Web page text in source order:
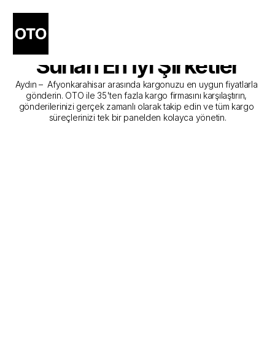
Aydın - Afyonkarahisar
Kargo Gönderim Hizmeti
Sunan En İyi Şirketler
Aydın –  Afyonkarahisar arasında kargonuzu en uygun fiyatlarla
gönderin. OTO ile 35'ten fazla kargo firmasını karşılaştırın,
gönderilerinizi gerçek zamanlı olarak takip edin ve tüm kargo
süreçlerinizi tek bir panelden kolayca yönetin.